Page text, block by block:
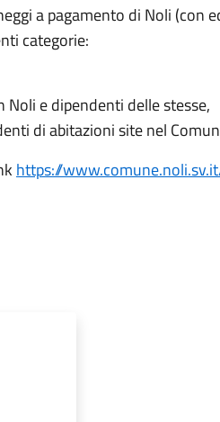
a pagamento di Noli (con
categorie:
e dipendenti delle stesse,
di abitazioni site nel
https://